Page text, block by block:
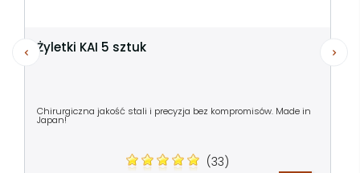
Żyletki KAI 5 sztuk
Chirurgiczna jakość stali i precyzja bez kompromisów. Made in
Japan!
(33)